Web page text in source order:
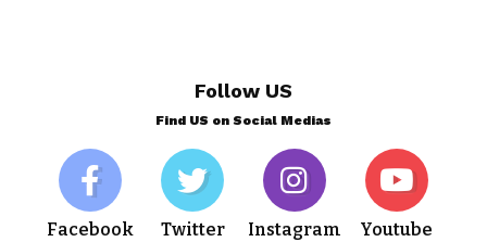
Follow US
Find US on Social Medias
Facebook Twitter Instagram Youtube